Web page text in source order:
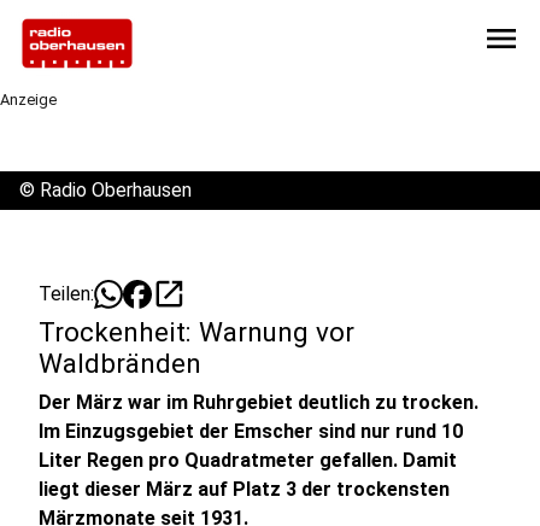
menu
Anzeige
© Radio Oberhausen
Teilen: open_in_new
Trockenheit: Warnung vor
Waldbränden
Der März war im Ruhrgebiet deutlich zu trocken.
Im Einzugsgebiet der Emscher sind nur rund 10
Liter Regen pro Quadratmeter gefallen. Damit
liegt dieser März auf Platz 3 der trockensten
Märzmonate seit 1931.